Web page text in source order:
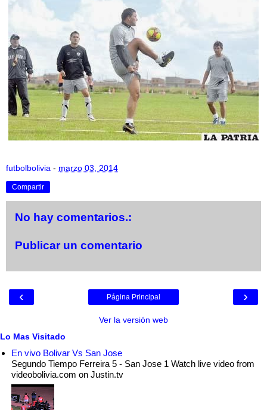
futbolbolivia - marzo 03, 2014
Compartir
No hay comentarios.:
Publicar un comentario
‹ ›
Página Principal
Ver la versión web
Lo Mas Visitado
En vivo Bolivar Vs San Jose
Segundo Tiempo Ferreira 5 - San Jose 1 Watch live video from
videobolivia.com on Justin.tv